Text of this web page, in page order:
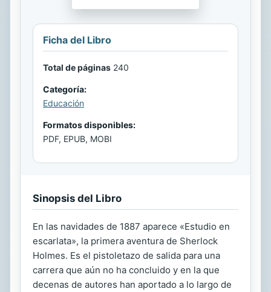
Ficha del Libro
Total de páginas 240
Categoría:
Educación
Formatos disponibles:
PDF, EPUB, MOBI
Sinopsis del Libro
En las navidades de 1887 aparece «Estudio en
escarlata», la primera aventura de Sherlock
Holmes. Es el pistoletazo de salida para una
carrera que aún no ha concluido y en la que
decenas de autores han aportado a lo largo de